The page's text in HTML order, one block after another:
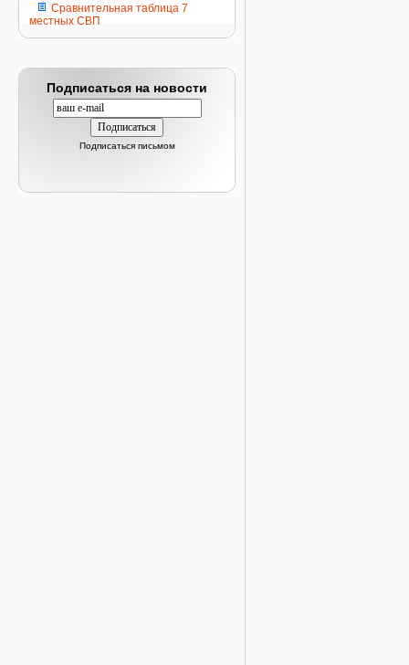
Сравнительная таблица 7
местных СВП
Подписаться на новости
Подписаться письмом